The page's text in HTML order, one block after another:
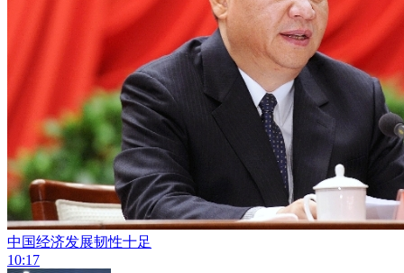
中国经济发展韧性十足
10:17